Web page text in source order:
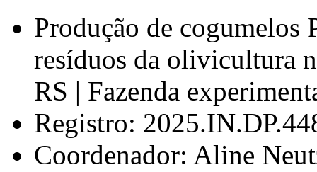
Produção de cogumelos
resíduos da olivicultura
RS | Fazenda
Registro:
Coordenador: Aline